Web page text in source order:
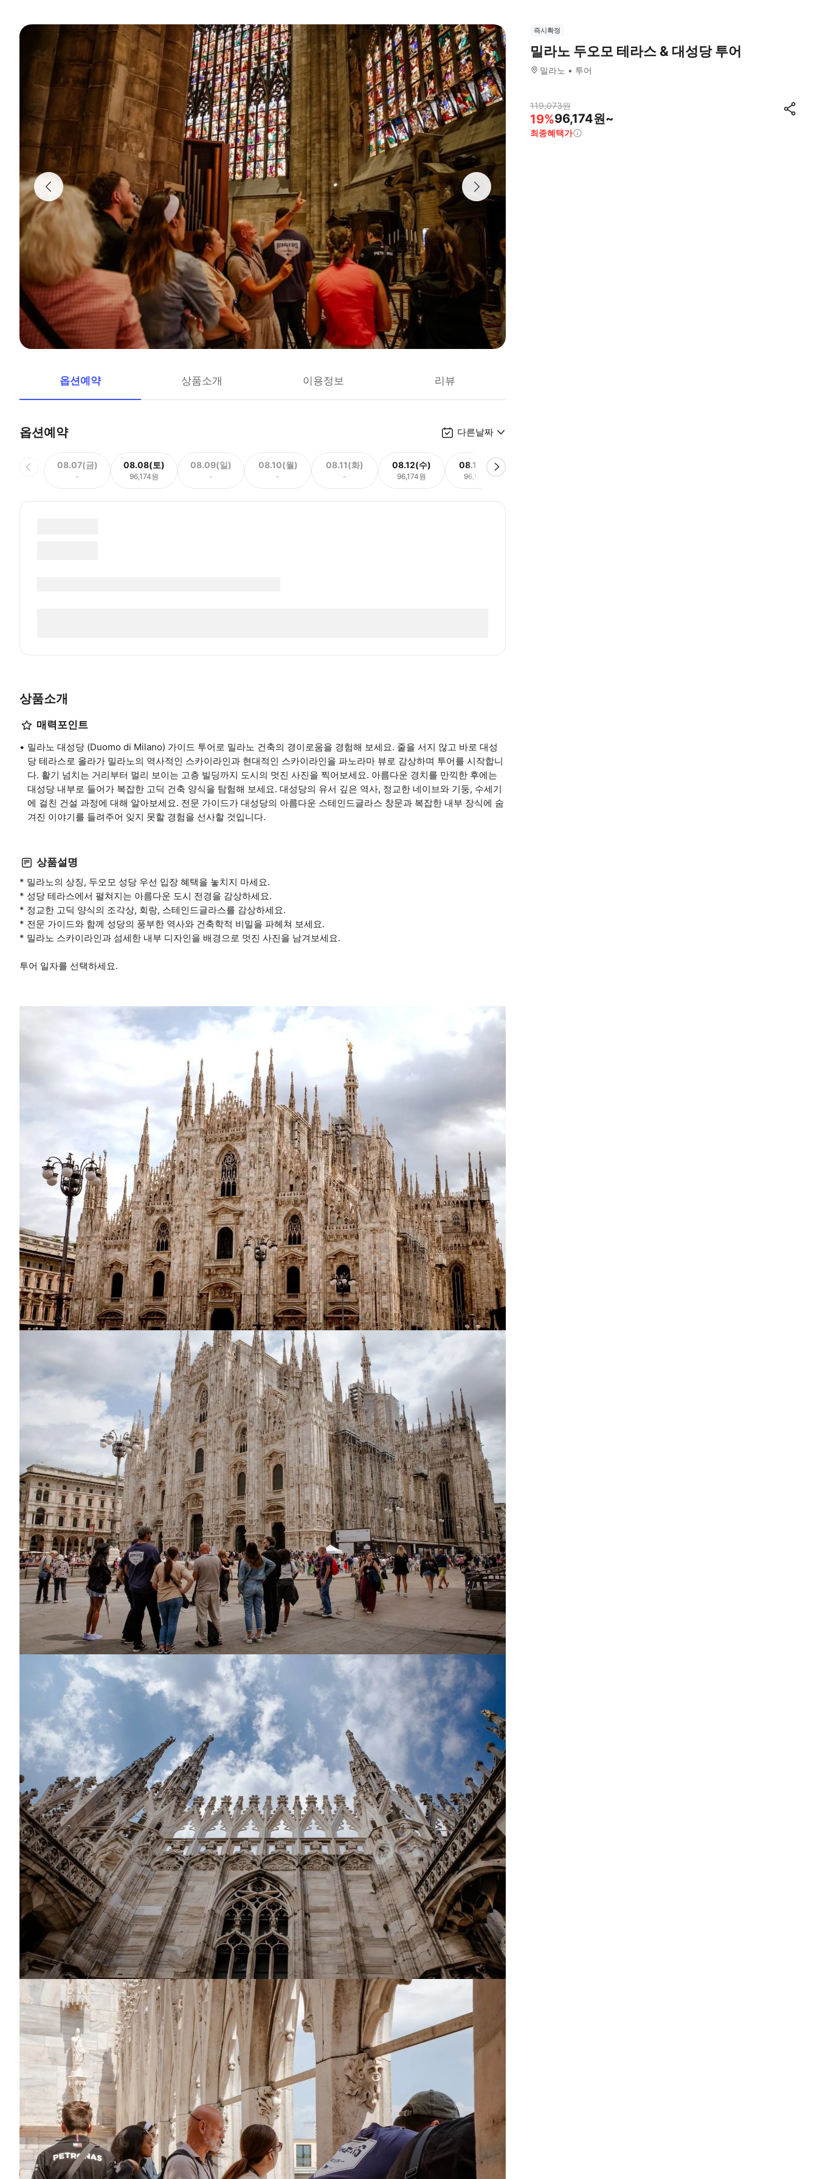
옵션예약 상품소개 이용정보 리뷰
옵션예약 다른날짜
08.07(금)
-
08.08(토)
96,174원
08.09(일)
-
08.10(월)
-
08.11(화)
-
08.12(수)
96,174원
08.13(목)
96,174원
상품소개
매력포인트
밀라노 대성당 (Duomo di Milano) 가이드 투어로 밀라노 건축의 경이로움을 경험해 보세요. 줄을 서지 않고 바로 대성
당 테라스로 올라가 밀라노의 역사적인 스카이라인과 현대적인 스카이라인을 파노라마 뷰로 감상하며 투어를 시작합니
다. 활기 넘치는 거리부터 멀리 보이는 고층 빌딩까지 도시의 멋진 사진을 찍어보세요. 아름다운 경치를 만끽한 후에는
대성당 내부로 들어가 복잡한 고딕 건축 양식을 탐험해 보세요. 대성당의 유서 깊은 역사, 정교한 네이브와 기둥, 수세기
에 걸친 건설 과정에 대해 알아보세요. 전문 가이드가 대성당의 아름다운 스테인드글라스 창문과 복잡한 내부 장식에 숨
겨진 이야기를 들려주어 잊지 못할 경험을 선사할 것입니다.
상품설명
* 밀라노의 상징, 두오모 성당 우선 입장 혜택을 놓치지 마세요.
* 성당 테라스에서 펼쳐지는 아름다운 도시 전경을 감상하세요.
* 정교한 고딕 양식의 조각상, 회랑, 스테인드글라스를 감상하세요.
* 전문 가이드와 함께 성당의 풍부한 역사와 건축학적 비밀을 파헤쳐 보세요.
* 밀라노 스카이라인과 섬세한 내부 디자인을 배경으로 멋진 사진을 남겨보세요.
투어 일자를 선택하세요.
즉시확정
밀라노 두오모 테라스 & 대성당 투어
밀라노 투어
119,073원
19%96,174원~
최종혜택가